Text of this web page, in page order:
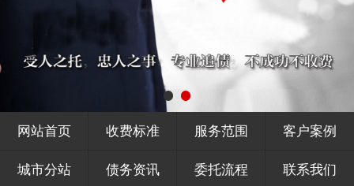
网站首页 收费标准 服务范围 客户案例
城市分站 债务资讯 委托流程 联系我们